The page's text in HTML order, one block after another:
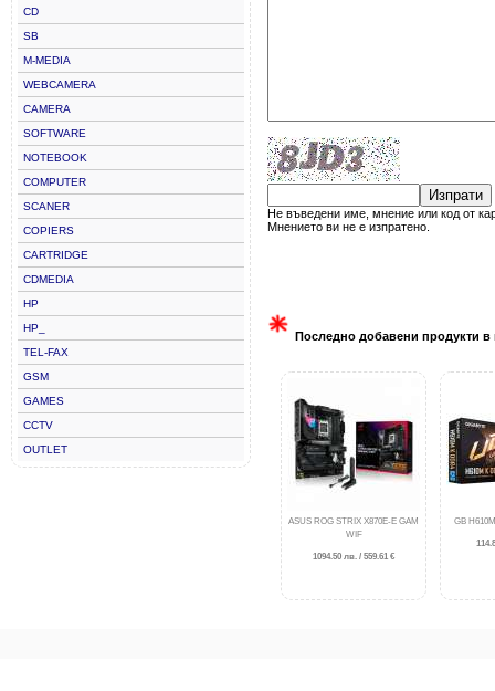
CD
SB
M-MEDIA
WEBCAMERA
CAMERA
SOFTWARE
NOTEBOOK
COMPUTER
SCANER
COPIERS
CARTRIDGE
CDMEDIA
HP
HP_
TEL-FAX
GSM
GAMES
CCTV
OUTLET
Изпрати
Не въведени име, мнение или код от
Мнението ви не е изпратено.
Последно добавени продукти в
ASUS ROG STRIX X870E-E GAM
WIF
1094.50 лв. / 559.61 €
GB